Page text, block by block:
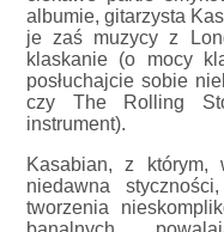
albumie, gitarzysta
je zaś muzycy z
klaskanie (o mocy
posłuchajcie sobie
czy The Rolling
instrument).
Kasabian, z którym,
niedawna
tworzenia